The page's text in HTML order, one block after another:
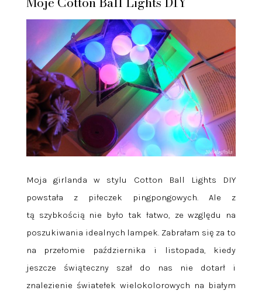
Moja girlanda w stylu Cotton Ball Lights DIY
powstała z piłeczek pingpongowych. Ale z
tą szybkością nie było tak łatwo, ze względu na
poszukiwania idealnych lampek. Zabrałam się za to
na przełomie października i listopada, kiedy
jeszcze świąteczny szał do nas nie dotarł i
znalezienie światełek wielokolorowych na białym